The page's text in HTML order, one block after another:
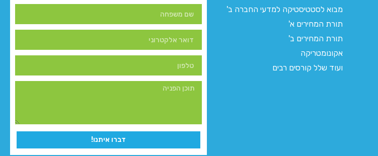
מבוא לסטטיסטיקה למדעי החברה ב'
תורת המחירים א'
תורת המחירים ב'
אקונומטריקה
ועוד שלל קורסים רבים
דברו איתנו!